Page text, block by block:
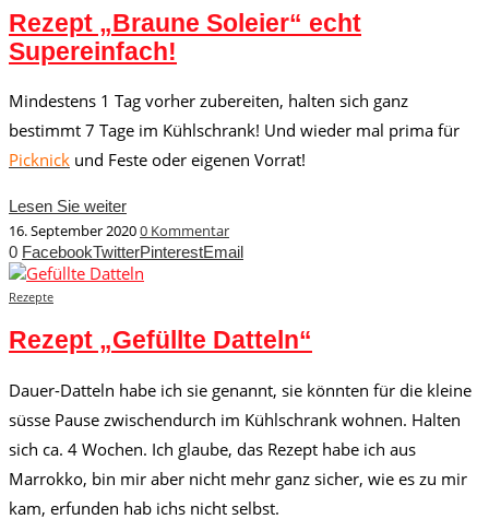
Rezept „Braune Soleier“ echt
Supereinfach!
Mindestens 1 Tag vorher zubereiten, halten sich ganz
bestimmt 7 Tage im Kühlschrank! Und wieder mal prima für
Picknick und Feste oder eigenen Vorrat!
Lesen Sie weiter
16. September 20200 Kommentar
0 FacebookTwitterPinterestEmail
Rezepte
Rezept „Gefüllte Datteln“
Dauer-Datteln habe ich sie genannt, sie könnten für die kleine
süsse Pause zwischendurch im Kühlschrank wohnen. Halten
sich ca. 4 Wochen. Ich glaube, das Rezept habe ich aus
Marrokko, bin mir aber nicht mehr ganz sicher, wie es zu mir
kam, erfunden hab ichs nicht selbst.